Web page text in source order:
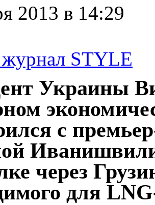
2013 в 14:29
журнал STYLE
Украины
с
через
для